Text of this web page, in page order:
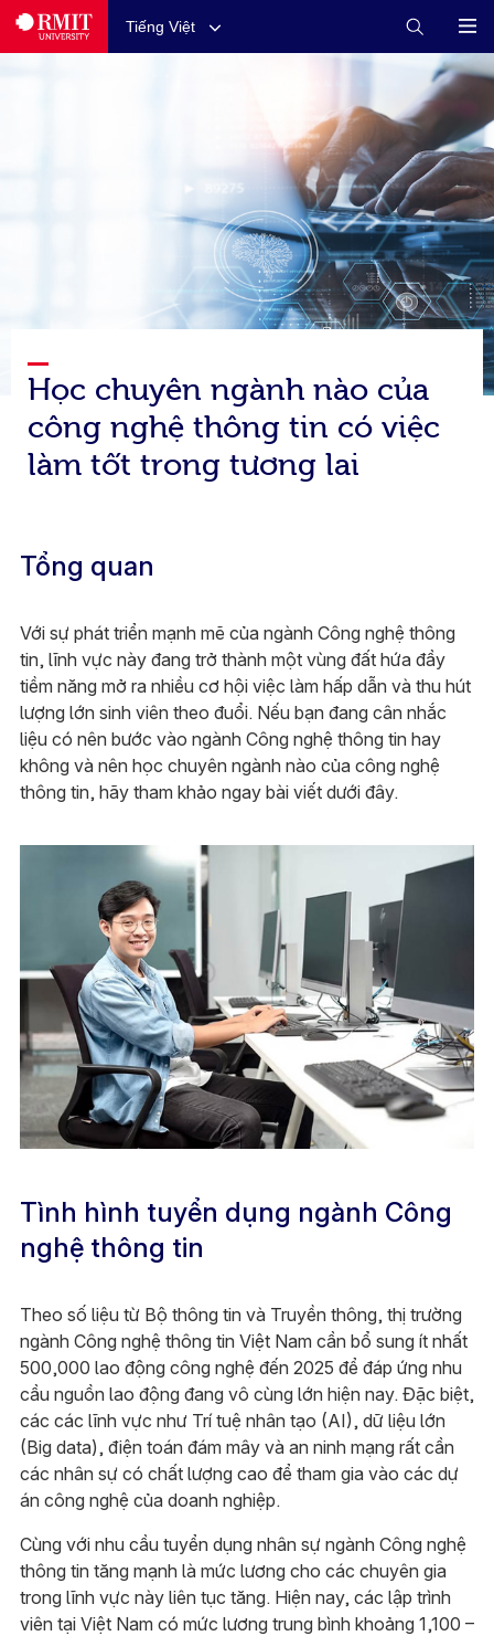
Tiếng Việt
Học chuyên ngành nào của
công nghệ thông tin có việc
làm tốt trong tương lai
Tổng quan
Với sự phát triển mạnh mẽ của ngành Công nghệ thông
tin, lĩnh vực này đang trở thành một vùng đất hứa đầy
tiềm năng mở ra nhiều cơ hội việc làm hấp dẫn và thu hút
lượng lớn sinh viên theo đuổi. Nếu bạn đang cân nhắc
liệu có nên bước vào ngành Công nghệ thông tin hay
không và nên học chuyên ngành nào của công nghệ
thông tin, hãy tham khảo ngay bài viết dưới đây.
Tình hình tuyển dụng ngành Công
nghệ thông tin
Theo số liệu từ Bộ thông tin và Truyền thông, thị trường
ngành Công nghệ thông tin Việt Nam cần bổ sung ít nhất
500,000 lao động công nghệ đến 2025 để đáp ứng nhu
cầu nguồn lao động đang vô cùng lớn hiện nay. Đặc biệt,
các các lĩnh vực như Trí tuệ nhân tạo (AI), dữ liệu lớn
(Big data), điện toán đám mây và an ninh mạng rất cần
các nhân sự có chất lượng cao để tham gia vào các dự
án công nghệ của doanh nghiệp.
Cùng với nhu cầu tuyển dụng nhân sự ngành Công nghệ
thông tin tăng mạnh là mức lương cho các chuyên gia
trong lĩnh vực này liên tục tăng. Hiện nay, các lập trình
viên tại Việt Nam có mức lương trung bình khoảng 1,100 –